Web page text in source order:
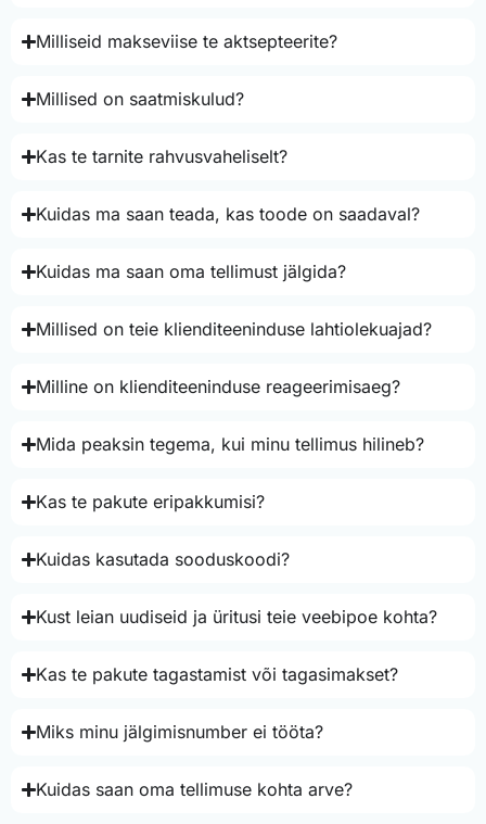
Milliseid makseviise te aktsepteerite?
Millised on saatmiskulud?
Kas te tarnite rahvusvaheliselt?
Kuidas ma saan teada, kas toode on saadaval?
Kuidas ma saan oma tellimust jälgida?
Millised on teie klienditeeninduse lahtiolekuajad?
Milline on klienditeeninduse reageerimisaeg?
Mida peaksin tegema, kui minu tellimus hilineb?
Kas te pakute eripakkumisi?
Kuidas kasutada sooduskoodi?
Kust leian uudiseid ja üritusi teie veebipoe kohta?
Kas te pakute tagastamist või tagasimakset?
Miks minu jälgimisnumber ei tööta?
Kuidas saan oma tellimuse kohta arve?